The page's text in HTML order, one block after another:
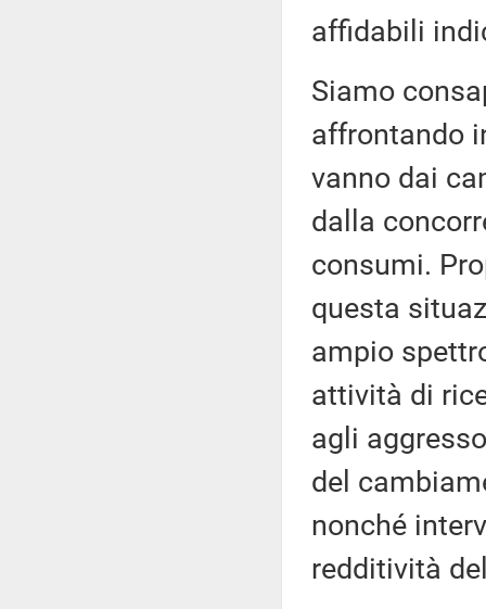
affidabili
Siamo
affrontando
vanno dai
dalla
consumi.
questa
ampio
attività di
agli
del
nonché
redditività